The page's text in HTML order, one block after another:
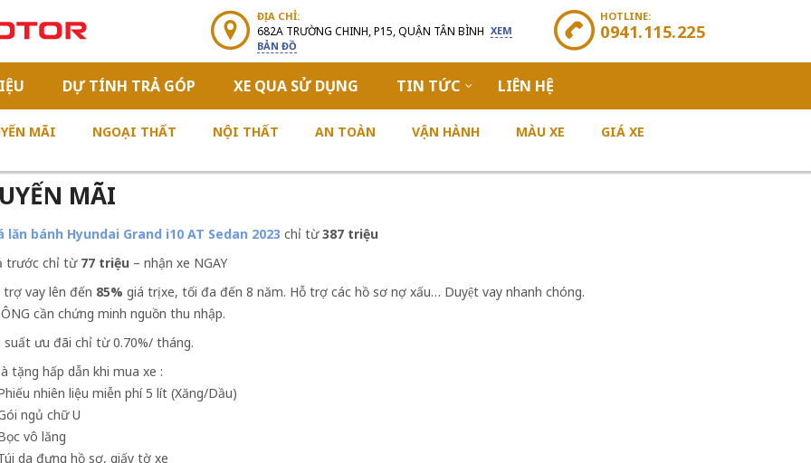
HOTLINE:
0941.115.225
ĐỊA CHỈ:
682A TRƯỜNG CHINH, P15, QUẬN TÂN BÌNH XEM
BẢN ĐỒ
DỰ TÍNH TRẢ GÓP XE QUA SỬ DỤNG TIN TỨC LIÊN HỆ
MÃI NGOẠI THẤT NỘI THẤT AN TOÀN VẬN HÀNH MÀU XE GIÁ XE
MÃI
lăn bánh Hyundai Grand i10 AT Sedan 2023 chỉ từ387 triệu
trước chỉ từ 77 triệu– nhận xe NGAY
trợ vay lên đến 85% giá trị xe, tối đa đến 8 năm. Hỗ trợ các hồ sơ nợ xấu… Duyệt vay nhanh chóng.
cần chứng minh nguồn thu nhập.
suất ưu đãi chỉ từ 0.70%/ tháng.
tặng hấp dẫn khi mua xe :
nhiên liệu miễn phí 5 lít (Xăng/Dầu)
ngủ chữ U
vô lăng
da đựng hồ sơ, giấy tờ xe